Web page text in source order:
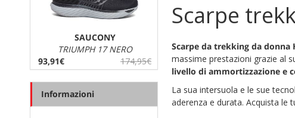
Scarpe
Scarpe da trekking da donna
massime prestazioni grazie al
livello di ammortizzazione e
La sua intersuola e le sue
aderenza e durata. Acquista le
SAUCONY
TRIUMPH 17 NERO
93,91€
174,95€
Informazioni